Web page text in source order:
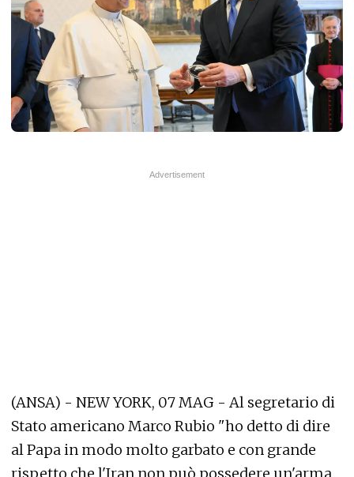
(ANSA) - NEW YORK, 07 MAG - Al segretario di
Stato americano Marco Rubio "ho detto di dire
al Papa in modo molto garbato e con grande